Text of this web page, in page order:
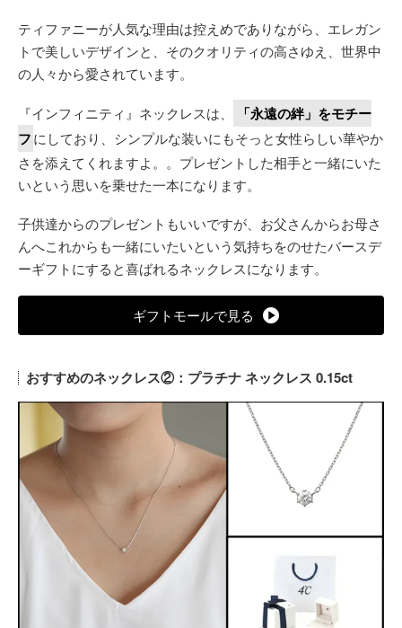
ティファニーが人気な理由は控えめでありながら、エレガン
トで美しいデザインと、そのクオリティの高さゆえ、世界中
の人々から愛されています。
『インフィニティ』ネックレスは、
「永遠の絆」をモチー
フにしており、シンプルな装いにもそっと女性らしい華やか
さを添えてくれますよ。。プレゼントした相手と一緒にいた
いという思いを乗せた一本になります。
子供達からのプレゼントもいいですが、お父さんからお母さ
んへこれからも一緒にいたいという気持ちをのせたバースデ
ーギフトにすると喜ばれるネックレスになります。
ギフトモールで見る
おすすめのネックレス②：プラチナ ネックレス 0.15ct